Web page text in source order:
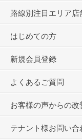
路線別注目エリア店
はじめての方
新規会員登録
よくあるご質問
お客様の声からの改
テナント様お問い合